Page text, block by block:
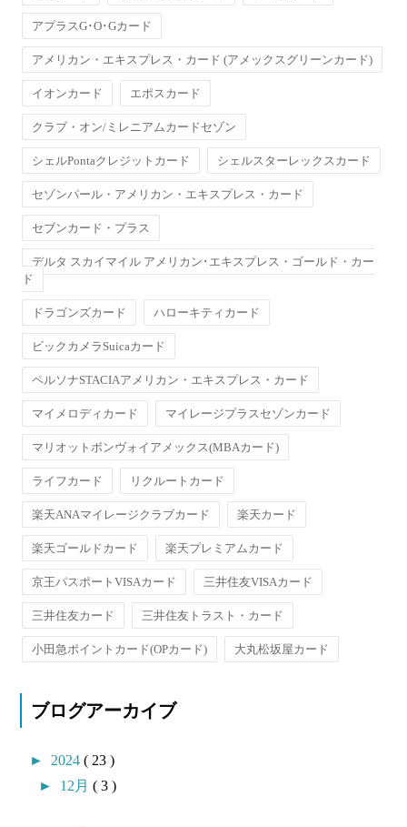
アプラスG･O･Gカード
アメリカン・エキスプレス・カード (アメックスグリーンカード)
イオンカード エポスカード
クラブ・オン/ミレニアムカードセゾン
シェルPontaクレジットカード シェルスターレックスカード
セゾンパール・アメリカン・エキスプレス・カード
セブンカード・プラス
デルタ スカイマイル アメリカン･エキスプレス・ゴールド・カー
ド
ドラゴンズカード ハローキティカード
ビックカメラSuicaカード
ペルソナSTACIAアメリカン・エキスプレス・カード
マイメロディカード マイレージプラスセゾンカード
マリオットボンヴォイアメックス(MBAカード)
ライフカード リクルートカード
楽天ANAマイレージクラブカード 楽天カード
楽天ゴールドカード 楽天プレミアムカード
京王パスポートVISAカード 三井住友VISAカード
三井住友カード 三井住友トラスト・カード
小田急ポイントカード(OPカード) 大丸松坂屋カード
ブログアーカイブ
► 2024( 23 )
► 12月( 3 )